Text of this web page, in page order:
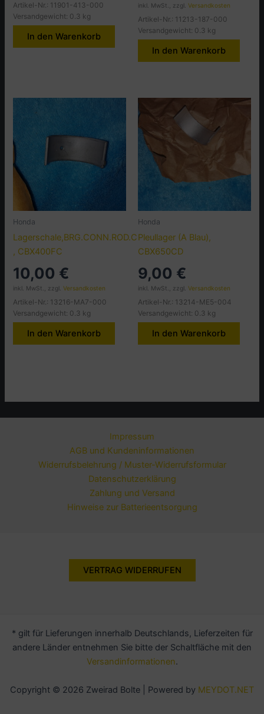
Artikel-Nr.: 11901-413-000
Versandgewicht: 0.3 kg
In den Warenkorb
inkl. MwSt., zzgl. Versandkosten
Artikel-Nr.: 11213-187-000
Versandgewicht: 0.3 kg
In den Warenkorb
Honda
Lagerschale,BRG.CONN.ROD.C
, CBX400FC
10,00 €
inkl. MwSt., zzgl.Versandkosten
Artikel-Nr.: 13216-MA7-000
Versandgewicht: 0.3 kg
In den Warenkorb
Honda
Pleullager (A Blau),
CBX650CD
9,00 €
inkl. MwSt., zzgl. Versandkosten
Artikel-Nr.: 13214-ME5-004
Versandgewicht: 0.3 kg
In den Warenkorb
Impressum
AGB und Kundeninformationen
Widerrufsbelehrung / Muster-Widerrufsformular
Datenschutzerklärung
Zahlung und Versand
Hinweise zur Batterieentsorgung
VERTRAG WIDERRUFEN
* gilt für Lieferungen innerhalb Deutschlands, Lieferzeiten für
andere Länder entnehmen Sie bitte der Schaltfläche mit den
Versandinformationen.
Copyright © 2026 Zweirad Bolte | Powered by MEYDOT.NET